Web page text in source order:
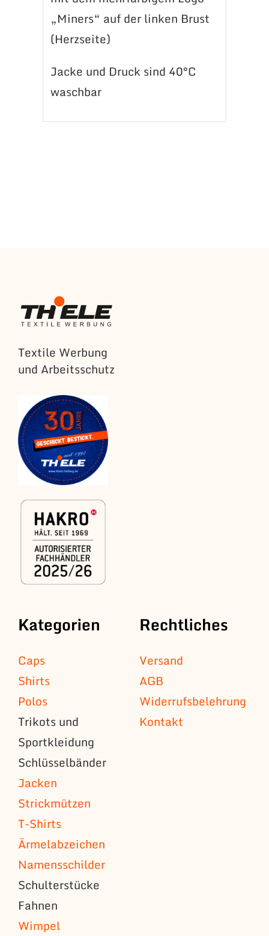
„Miners“ auf der linken Brust
(Herzseite)
Jacke und Druck sind 40°C
waschbar
Textile Werbung
und Arbeitsschutz
Kategorien
Caps
Shirts
Polos
Trikots und
Sportkleidung
Schlüsselbänder
Jacken
Strickmützen
T-Shirts
Ärmelabzeichen
Namensschilder
Schulterstücke
Fahnen
Wimpel
Rechtliches
Versand
AGB
Widerrufsbelehrung
Kontakt